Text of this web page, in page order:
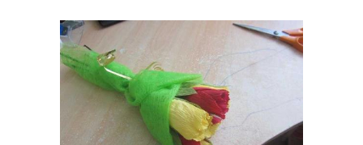
Поделки из бутылок Поделки с детьми
Лепка из соленого теста Тест для дошкольников